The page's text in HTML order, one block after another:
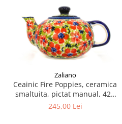
Zaliano
Ceainic Fire Poppies, ceramica
smaltuita, pictat manual, 420
ml
245,00 Lei